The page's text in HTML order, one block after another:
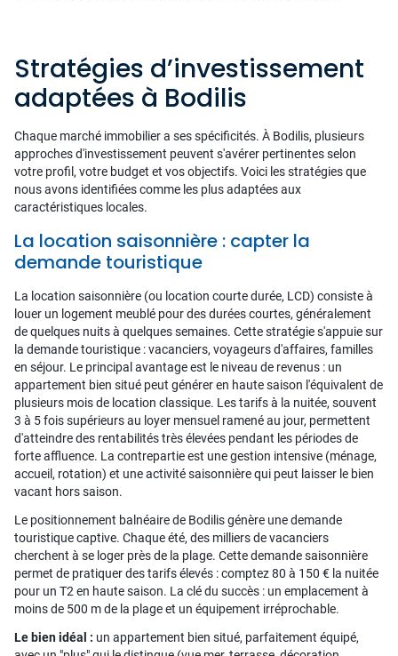
Stratégies d’investissement
adaptées à Bodilis
Chaque marché immobilier a ses spécificités. À Bodilis, plusieurs
approches d'investissement peuvent s'avérer pertinentes selon
votre profil, votre budget et vos objectifs. Voici les stratégies que
nous avons identifiées comme les plus adaptées aux
caractéristiques locales.
La location saisonnière : capter la
demande touristique
La location saisonnière (ou location courte durée, LCD) consiste à
louer un logement meublé pour des durées courtes, généralement
de quelques nuits à quelques semaines. Cette stratégie s'appuie sur
la demande touristique : vacanciers, voyageurs d'affaires, familles
en séjour. Le principal avantage est le niveau de revenus : un
appartement bien situé peut générer en haute saison l'équivalent de
plusieurs mois de location classique. Les tarifs à la nuitée, souvent
3 à 5 fois supérieurs au loyer mensuel ramené au jour, permettent
d'atteindre des rentabilités très élevées pendant les périodes de
forte affluence. La contrepartie est une gestion intensive (ménage,
accueil, rotation) et une activité saisonnière qui peut laisser le bien
vacant hors saison.
Le positionnement balnéaire de Bodilis génère une demande
touristique captive. Chaque été, des milliers de vacanciers
cherchent à se loger près de la plage. Cette demande saisonnière
permet de pratiquer des tarifs élevés : comptez 80 à 150 € la nuitée
pour un T2 en haute saison. La clé du succès : un emplacement à
moins de 500 m de la plage et un équipement irréprochable.
Le bien idéal : un appartement bien situé, parfaitement équipé,